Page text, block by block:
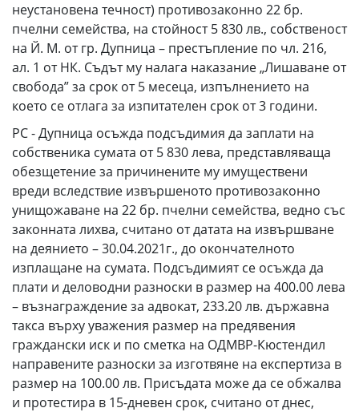
неустановена течност) противозаконно 22 бр.
пчелни семейства, на стойност 5 830 лв., собственост
на Й. М. от гр. Дупница – престъпление по чл. 216,
ал. 1 от НК. Съдът му налага наказание „Лишаване от
свобода” за срок от 5 месеца, изпълнението на
което се отлага за изпитателен срок от 3 години.
РС - Дупница осъжда подсъдимия да заплати на
собственика сумата от 5 830 лева, представляваща
обезщетение за причинените му имуществени
вреди вследствие извършеното противозаконно
унищожаване на 22 бр. пчелни семейства, ведно със
законната лихва, считано от датата на извършване
на деянието – 30.04.2021г., до окончателното
изплащане на сумата. Подсъдимият се осъжда да
плати и деловодни разноски в размер на 400.00 лева
– възнаграждение за адвокат, 233.20 лв. държавна
такса върху уважения размер на предявения
граждански иск и по сметка на ОДМВР-Кюстендил
направените разноски за изготвяне на експертиза в
размер на 100.00 лв. Присъдата може да се обжалва
и протестира в 15-дневен срок, считано от днес,